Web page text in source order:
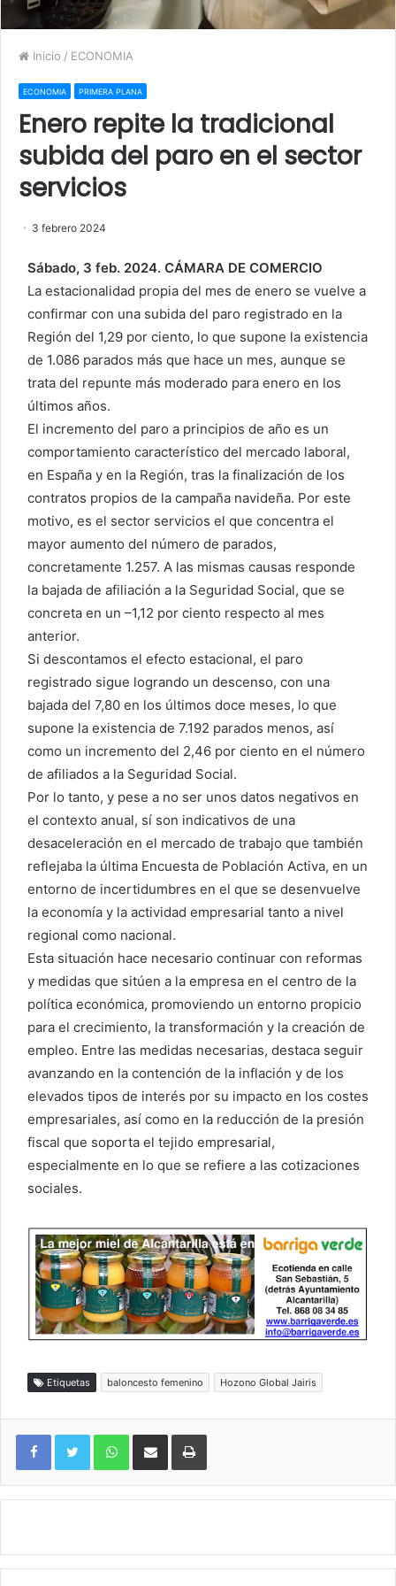
Inicio / ECONOMIA
ECONOMIA PRIMERA PLANA
Enero repite la tradicional
subida del paro en el sector
servicios
3 febrero 2024
Sábado, 3 feb. 2024. CÁMARA DE COMERCIO
La estacionalidad propia del mes de enero se vuelve a
confirmar con una subida del paro registrado en la
Región del 1,29 por ciento, lo que supone la existencia
de 1.086 parados más que hace un mes, aunque se
trata del repunte más moderado para enero en los
últimos años.
El incremento del paro a principios de año es un
comportamiento característico del mercado laboral,
en España y en la Región, tras la finalización de los
contratos propios de la campaña navideña. Por este
motivo, es el sector servicios el que concentra el
mayor aumento del número de parados,
concretamente 1.257. A las mismas causas responde
la bajada de afiliación a la Seguridad Social, que se
concreta en un –1,12 por ciento respecto al mes
anterior.
Si descontamos el efecto estacional, el paro
registrado sigue logrando un descenso, con una
bajada del 7,80 en los últimos doce meses, lo que
supone la existencia de 7.192 parados menos, así
como un incremento del 2,46 por ciento en el número
de afiliados a la Seguridad Social.
Por lo tanto, y pese a no ser unos datos negativos en
el contexto anual, sí son indicativos de una
desaceleración en el mercado de trabajo que también
reflejaba la última Encuesta de Población Activa, en un
entorno de incertidumbres en el que se desenvuelve
la economía y la actividad empresarial tanto a nivel
regional como nacional.
Esta situación hace necesario continuar con reformas
y medidas que sitúen a la empresa en el centro de la
política económica, promoviendo un entorno propicio
para el crecimiento, la transformación y la creación de
empleo. Entre las medidas necesarias, destaca seguir
avanzando en la contención de la inflación y de los
elevados tipos de interés por su impacto en los costes
empresariales, así como en la reducción de la presión
fiscal que soporta el tejido empresarial,
especialmente en lo que se refiere a las cotizaciones
sociales.
Etiquetas baloncesto femenino Hozono Global Jairis
WhatsAppCompartir por correo electrónicoImprimir